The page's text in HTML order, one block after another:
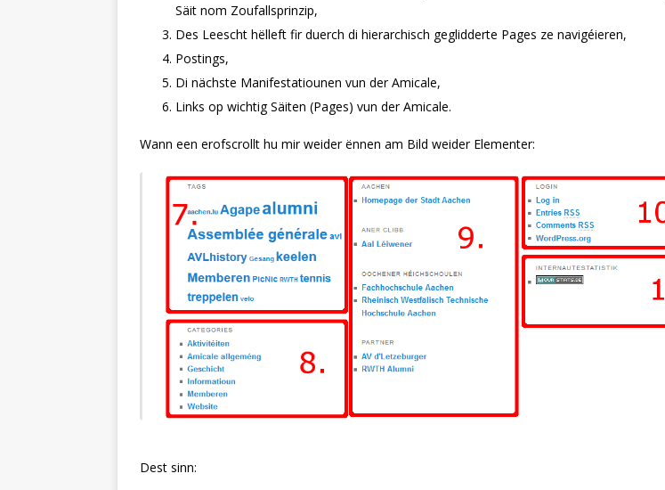
Säit nom Zoufallsprinzip,
Des Leescht hëlleft fir duerch di hierarchisch geglidderte Pages ze navigéieren,
Postings,
Di nächste Manifestatiounen vun der Amicale,
Links op wichtig Säiten (Pages) vun der Amicale.
Wann een erofscrollt hu mir weider ënnen am Bild weider Elementer:
Dest sinn: